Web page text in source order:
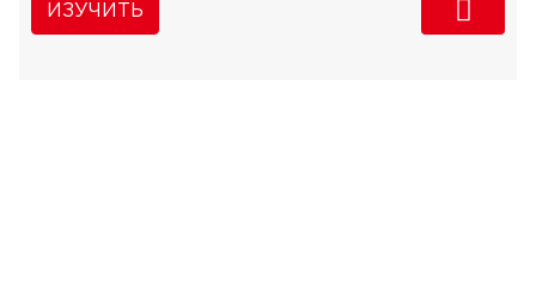
ИЗУЧИТЬ